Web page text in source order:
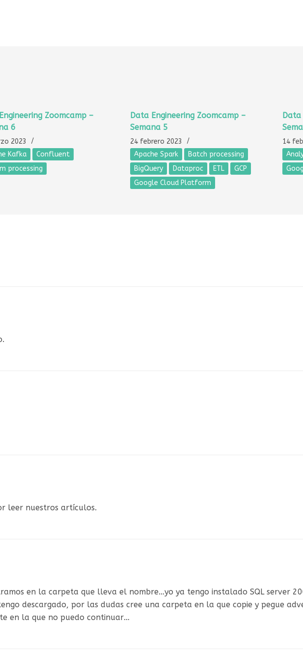
Zoomcamp –
6
2023
Kafka
Confluent
processing
Data Engineering Zoomcamp –
Semana 5
24 febrero 2023
Apache Spark
Batch processing
BigQuery
Dataproc ETL
GCP
Google Cloud Platform
14
leer nuestros artículos.
en la carpeta que lleva el nombre…yo ya tengo instalado SQL server
descargado, por las dudas cree una carpeta en la que copie y pegue
en la que no puedo continuar…